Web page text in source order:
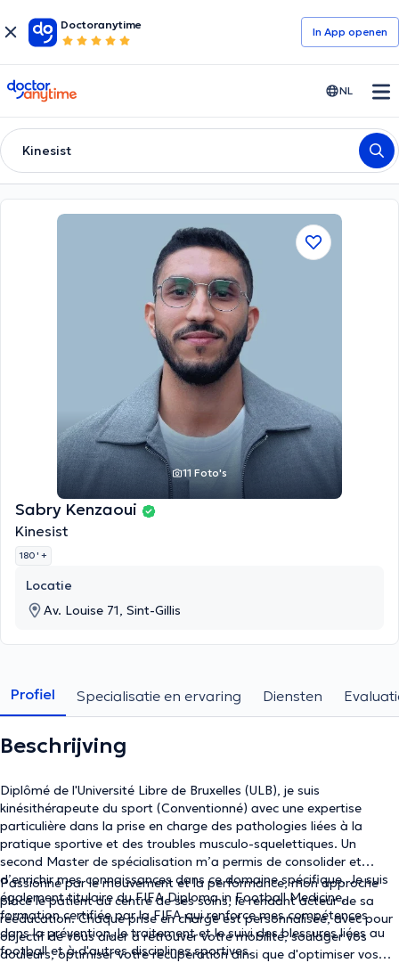
Doctoranytime
In App openen
doctoranytime NL
Kinesist
11 Foto's
Sabry Kenzaoui
Kinesist
180 ' +
Locatie
Av. Louise 71, Sint-Gillis
Profiel Specialisatie en ervaring Diensten
Beschrijving
Diplômé de l'Université Libre de Bruxelles (ULB), je suis
kinésithérapeute du sport (Conventionné) avec une expertise
particulière dans la prise en charge des pathologies liées à la
pratique sportive et des troubles musculo-squelettiques. Un
second Master de spécialisation m’a permis de consolider et
d’enrichir mes connaissances dans ce domaine spécifique. Je suis
également titulaire du FIFA Diploma in Football Medicine,
formation certifiée par la FIFA qui renforce mes compétences
dans la prévention, le traitement et le suivi des blessures liées au
football et à d'autres disciplines sportives.
Passionné par le mouvement et la performance, mon approche
place le patient au centre de ses soins, le rendant acteur de sa
rééducation. Chaque prise en charge est personnalisée, avec pour
objectif de vous aider à retrouver votre mobilité, soulager vos
douleurs, optimiser votre récupération ainsi que d'optimiser vos